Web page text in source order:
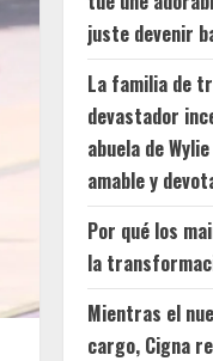
juste devenir
La familia de
devastador
abuela de
amable y
Por qué los
la
Mientras el
cargo, Cigna